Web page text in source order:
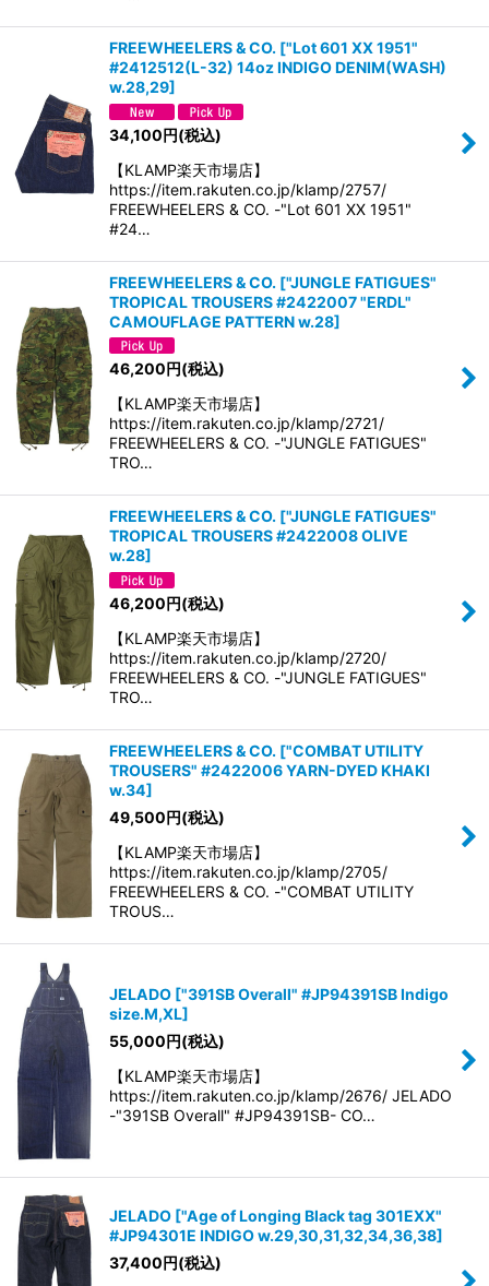
FREEWHEELERS & CO. ["Lot 601 XX 1951"
#2412512(L-32) 14oz INDIGO DENIM(WASH)
w.28,29]
34,100円(税込)
【KLAMP楽天市場店】
https://item.rakuten.co.jp/klamp/2757/
FREEWHEELERS & CO. -"Lot 601 XX 1951"
#24…
FREEWHEELERS & CO. ["JUNGLE FATIGUES"
TROPICAL TROUSERS #2422007 "ERDL"
CAMOUFLAGE PATTERN w.28]
46,200 円(税込)
【KLAMP楽天市場店】
https://item.rakuten.co.jp/klamp/2721/
FREEWHEELERS & CO. -"JUNGLE FATIGUES"
TRO…
FREEWHEELERS & CO. ["JUNGLE FATIGUES"
TROPICAL TROUSERS #2422008 OLIVE
w.28]
46,200円(税込)
【KLAMP楽天市場店】
https://item.rakuten.co.jp/klamp/2720/
FREEWHEELERS & CO. -"JUNGLE FATIGUES"
TRO…
FREEWHEELERS & CO. ["COMBAT UTILITY
TROUSERS" #2422006 YARN-DYED KHAKI
w.34]
49,500円(税込)
【KLAMP楽天市場店】
https://item.rakuten.co.jp/klamp/2705/
FREEWHEELERS & CO. -"COMBAT UTILITY
TROUS…
JELADO ["391SB Overall" #JP94391SB Indigo
size.M,XL]
55,000円(税込)
【KLAMP楽天市場店】
https://item.rakuten.co.jp/klamp/2676/ JELADO
-"391SB Overall" #JP94391SB- CO…
JELADO ["Age of Longing Black tag 301EXX"
#JP94301E INDIGO w.29,30,31,32,34,36,38]
37,400円(税込)